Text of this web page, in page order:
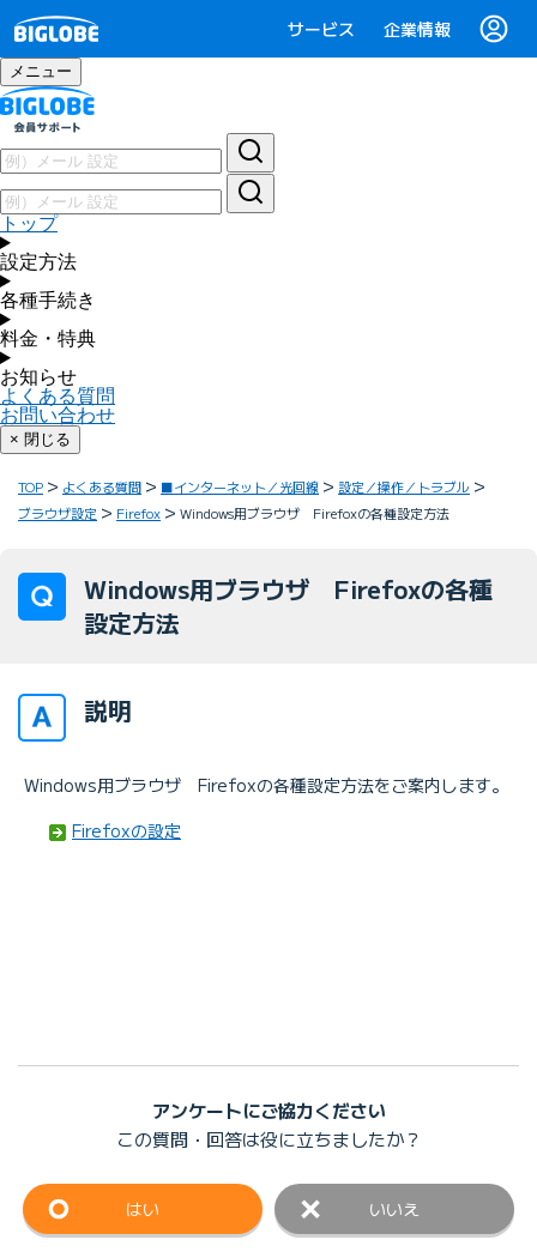
サービス 企業情報
メニュー
トップ
設定方法
各種手続き
料金・特典
お知らせ
よくある質問
お問い合わせ
× 閉じる
TOP よくある質問 ■インターネット／光回線
設定／操作／トラブル
ブラウザ設定
Firefox Windows用ブラウザ Firefoxの各種設定方法
Windows用ブラウザ Firefoxの各種
設定方法
説明
Windows用ブラウザ Firefoxの各種設定方法をご案内します。
Firefoxの設定
アンケートにご協力ください
この質問・回答は役に立ちましたか？
はい いいえ